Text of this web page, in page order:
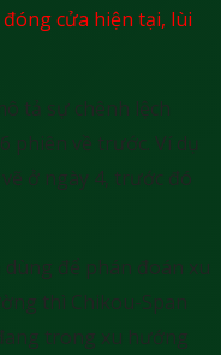
cửa hiện tại, lùi
tả sự chênh lệch
phiên về trước. Ví dụ
ở ngày 4, trước đó
để phán đoán xu
thì Chikou-Span
trong xu hướng